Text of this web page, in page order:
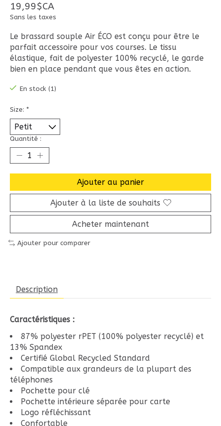
19,99$CA
Sans les taxes
Le brassard souple Air ÉCO est conçu pour être le
parfait accessoire pour vos courses. Le tissu
élastique, fait de polyester 100% recyclé, le garde
bien en place pendant que vous êtes en action.
En stock (1)
Size: *
Quantité :
Ajouter au panier
Ajouter à la liste de souhaits
Acheter maintenant
Ajouter pour comparer
Description
Caractéristiques :
87% polyester rPET (100% polyester recyclé) et
13% Spandex
Certifié Global Recycled Standard
Compatible aux grandeurs de la plupart des
téléphones
Pochette pour clé
Pochette intérieure séparée pour carte
Logo réfléchissant
Confortable